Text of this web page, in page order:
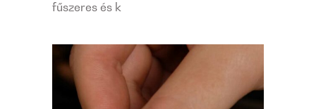
fűszeres és k